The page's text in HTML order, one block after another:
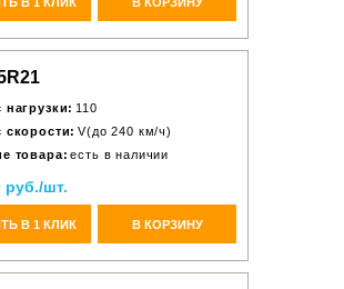
нагрузки: 110
скорости: V(до 240 км/ч)
товара: есть в наличии
руб./шт.
В 1 КЛИК В КОРЗИНУ